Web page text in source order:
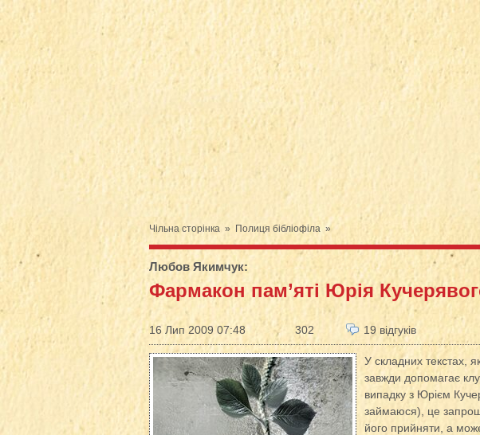
Чільна сторінка » Полиця бібліофіла »
Любов Якимчук:
Фармакон пам’яті Юрія
16 Лип 2009 07:48 302 19 відгуків
У складних текстах,
завжди допомагає
випадку з Юрієм
займаюся), це
його прийняти, а